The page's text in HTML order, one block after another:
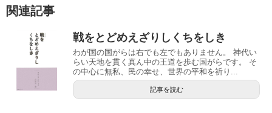
関連記事
戦をとどめえざりしくちをしき
わが国の国がらは右でも左でもありません。 神代い
らい天地を貫く真ん中の王道を歩む国がらです。 そ
の中心に無私、民の幸せ、世界の平和を祈り...
記事を読む